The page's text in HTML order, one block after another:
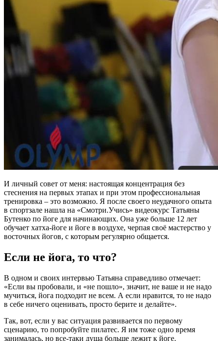
И личный совет от меня: настоящая концентрация без
стеснения на первых этапах и при этом профессиональная
тренировка – это возможно. Я после своего неудачного опыта
в спортзале нашла на «Смотри.Учись» видеокурс Татьяны
Бутенко по йоге для начинающих. Она уже больше 12 лет
обучает хатха-йоге и йоге в воздухе, черпая своё мастерство у
восточных йогов, с которым регулярно общается.
Если не йога, то что?
В одном и своих интервью Татьяна справедливо отмечает:
«Если вы пробовали, и «не пошло», значит, не ваше и не надо
мучиться, йога подходит не всем. А если нравится, то не надо
в себе ничего оценивать, просто берите и делайте».
Так, вот, если у вас ситуация развивается по первому
сценарию, то попробуйте пилатес. Я им тоже одно время
занималась, но все-таки душа больше лежит к йоге.